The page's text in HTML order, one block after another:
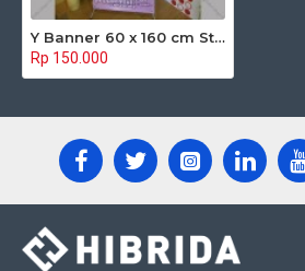
Y Banner 60 x 160 cm Standard
Rp 150.000